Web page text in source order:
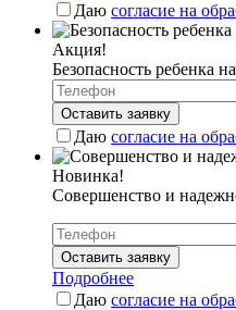
Даю согласие на
Акция!
Безопасность ребенка
Оставить заявку
Даю согласие на
Новинка!
Совершенство и
Оставить заявку
Подробнее
Даю согласие на